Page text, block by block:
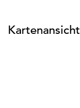
Kartenansicht